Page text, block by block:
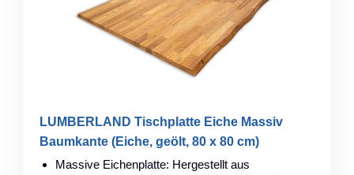
LUMBERLAND Tischplatte Eiche Massiv
Baumkante (Eiche, geölt, 80 x 80 cm)
Massive Eichenplatte: Hergestellt aus